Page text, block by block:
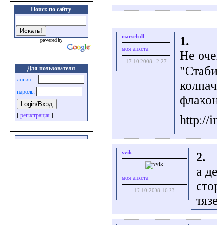
Поиск по сайту
powered by
Для пользователя
логин:
пароль:
[ регистрация ]
marschall
моя анкета
17.10.2008 12:27
1.
Не
http://
vvik
моя анкета
17.10.2008 16:23
2.
а